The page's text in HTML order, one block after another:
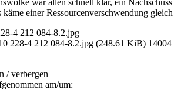
war allen schnell klar, ein Nachschuss
einer Ressourcenverschwendung gleich
228-4 212 084-8.2.jpg (248.61 KiB) 14004
/ verbergen
am/um: